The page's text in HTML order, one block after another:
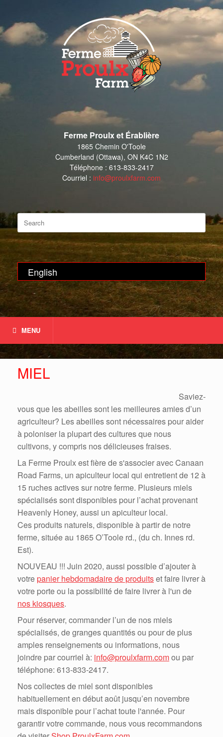
content
Ferme Proulx et Érablière
1865 Chemin O'Toole
Cumberland (Ottawa), ON K4C 1N2
Téléphone : 613-833-2417
Courriel : info@proulxfarm.com
for:
English
MENU
MIEL
Saviez-
vous que les abeilles sont les meilleures amies d’un
agriculteur? Les abeilles sont nécessaires pour aider
à poloniser la plupart des cultures que nous
cultivons, y compris nos délicieuses fraises.
La Ferme Proulx est fière de s'associer avec Canaan
Road Farms, un apiculteur local qui entretient de 12 à
15 ruches actives sur notre ferme. Plusieurs miels
spécialisés sont disponibles pour l’achat provenant
Heavenly Honey, aussi un apiculteur local.
Ces produits naturels, disponible à partir de notre
ferme, située au 1865 O’Toole rd., (du ch. Innes rd.
Est).
NOUVEAU !!! Juin 2020, aussi possible d’ajouter à
votrepanier hebdomadaire de produitset faire livrer à
votre porte ou la possibilité de faire livrer à l'un de
nos kiosques.
Pour réserver, commander l’un de nos miels
spécialisés, de granges quantités ou pour de plus
amples renseignements ou informations, nous
joindre par courriel à: info@proulxfarm.comou par
téléphone: 613-833-2417.
Nos collectes de miel sont disponibles
habituellement en début août jusqu’en novembre
mais disponible pour l’achat toute l'année. Pour
garantir votre commande, nous vous recommandons